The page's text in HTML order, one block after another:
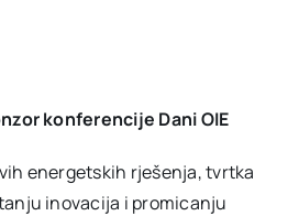
konferencije Dani OIE
energetskih rješenja, tvrtka
inovacija i promicanju